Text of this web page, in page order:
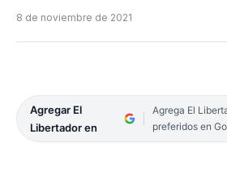
8 de noviembre de 2021
Agregar El
Libertador en
Agrega El
preferidos en